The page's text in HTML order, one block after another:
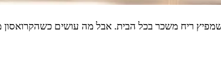
שמפיץ ריח משכר בכל הבית. אבל מה עושים